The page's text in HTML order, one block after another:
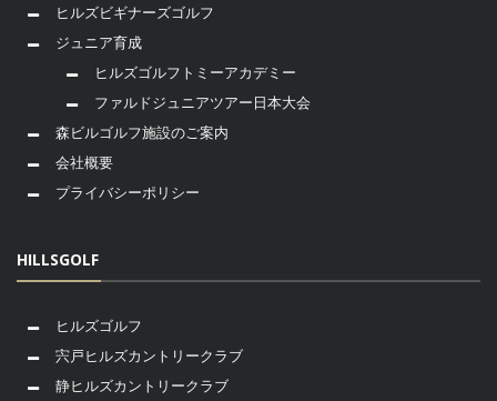
ヒルズビギナーズゴルフ
ジュニア育成
ヒルズゴルフトミーアカデミー
ファルドジュニアツアー日本大会
森ビルゴルフ施設のご案内
会社概要
プライバシーポリシー
HILLSGOLF
ヒルズゴルフ
宍戸ヒルズカントリークラブ
静ヒルズカントリークラブ